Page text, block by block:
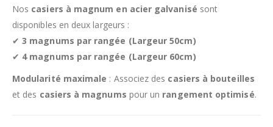
Nos casiers à magnum en acier galvanisé sont
disponibles en deux largeurs :
✔3 magnums par rangée (Largeur 50cm)
✔ 4 magnums par rangée (Largeur 60cm)
Modularité maximale : Associez des casiers à bouteilles
et des casiers à magnums pour un rangement optimisé.